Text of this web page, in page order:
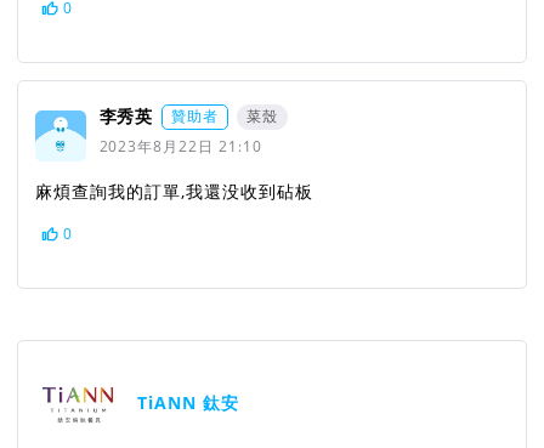
0
李秀英 贊助者
菜殼
2023年8月22日 21:10
麻煩查詢我的訂單,我還没收到砧板
0
TiANN 鈦安